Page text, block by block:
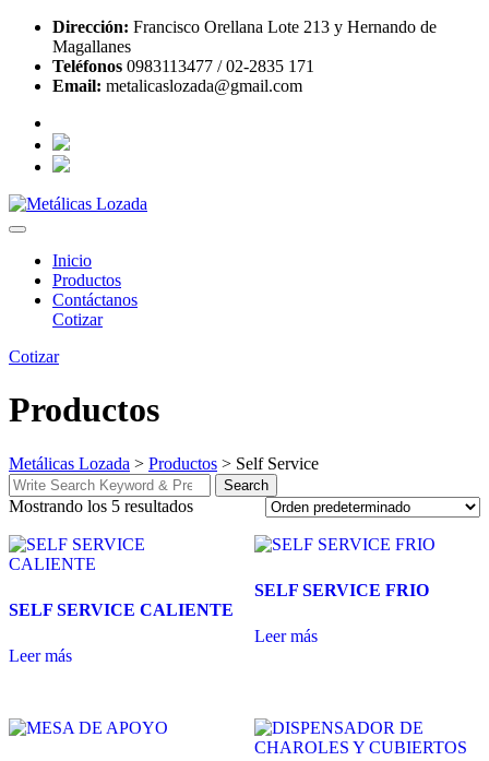
Skip
content
Dirección: Francisco Orellana Lote 213 y Hernando de
Magallanes
Teléfonos 0983113477 / 02-2835 171
Email: metalicaslozada@gmail.com
Inicio
Productos
Contáctanos
Cotizar
Cotizar
Productos
Metálicas Lozada > Productos > Self Service
Search
for:
Search
Mostrando los 5 resultados
SELF SERVICE CALIENTE
Leer más
SELF SERVICE FRIO
Leer más